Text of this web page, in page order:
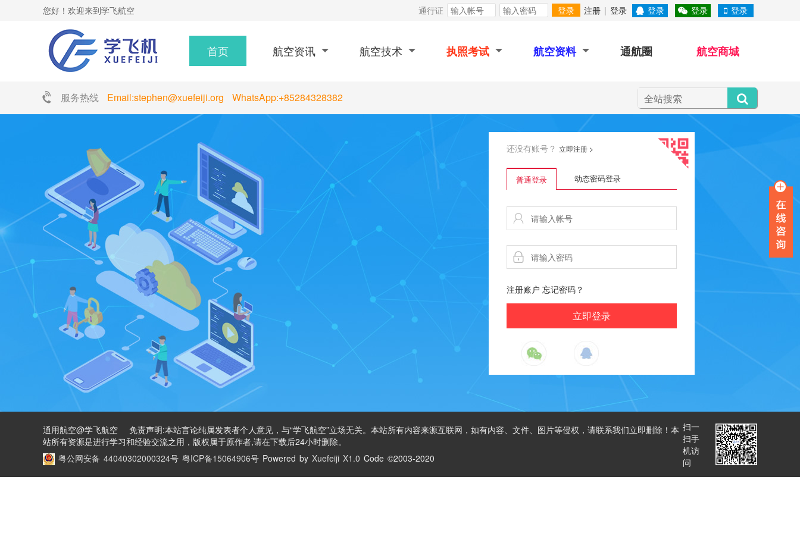
您好！欢迎来到学飞航空 通行证 登录 注册 | 登录 登录 登录 登录
首页 航空资讯 航空技术 执照考试 航空资料 通航圈 航空商城
服务热线 Email:stephen@xuefeiji.org WhatsApp:+85284328382
还没有账号？ 立即注册 >
普通登录 动态密码登录
注册账户 忘记密码？
通用航空@学飞航空 免责声明:本站言论纯属发表者个人意见，与“学飞航空”立场无关。本站所有内容来源互联网，如有内容、文件、图片等侵权，请联系我们立即删除！本
站所有资源是进行学习和经验交流之用，版权属于原作者,请在下载后24小时删除。
粤公网安备 44040302000324号 粤ICP备15064906号 Powered by Xuefeiji X1.0 Code ©2003-2020
扫一
扫手
机访
问